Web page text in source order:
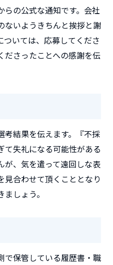
の公式な通知です。会社
ないようきちんと挨拶と謝
いては、応募してくださ
ださったことへの感謝を伝
考結果を伝えます。『不採
て失礼になる可能性がある
が、気を遣って遠回しな表
合わせて頂くこととなり
しょう。
で保管している履歴書・職